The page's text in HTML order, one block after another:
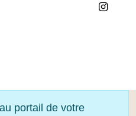
portail de votre